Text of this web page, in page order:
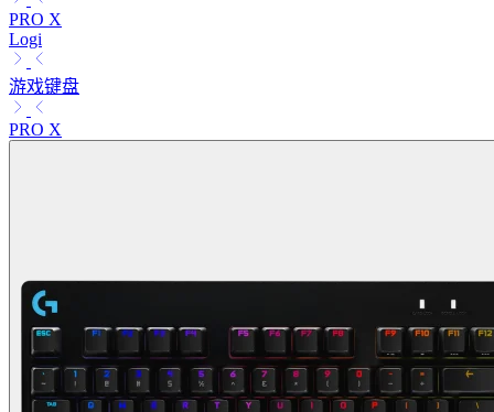
PRO X
Logi
游戏键盘
PRO X